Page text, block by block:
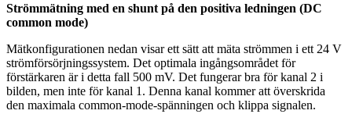
Strömmätning med en shunt på den positiva ledningen (DC
common mode)
Mätkonfigurationen nedan visar ett sätt att mäta strömmen i ett 24 V
strömförsörjningssystem. Det optimala ingångsområdet för
förstärkaren är i detta fall 500 mV. Det fungerar bra för kanal 2 i
bilden, men inte för kanal 1. Denna kanal kommer att överskrida
den maximala common-mode-spänningen och klippa signalen.